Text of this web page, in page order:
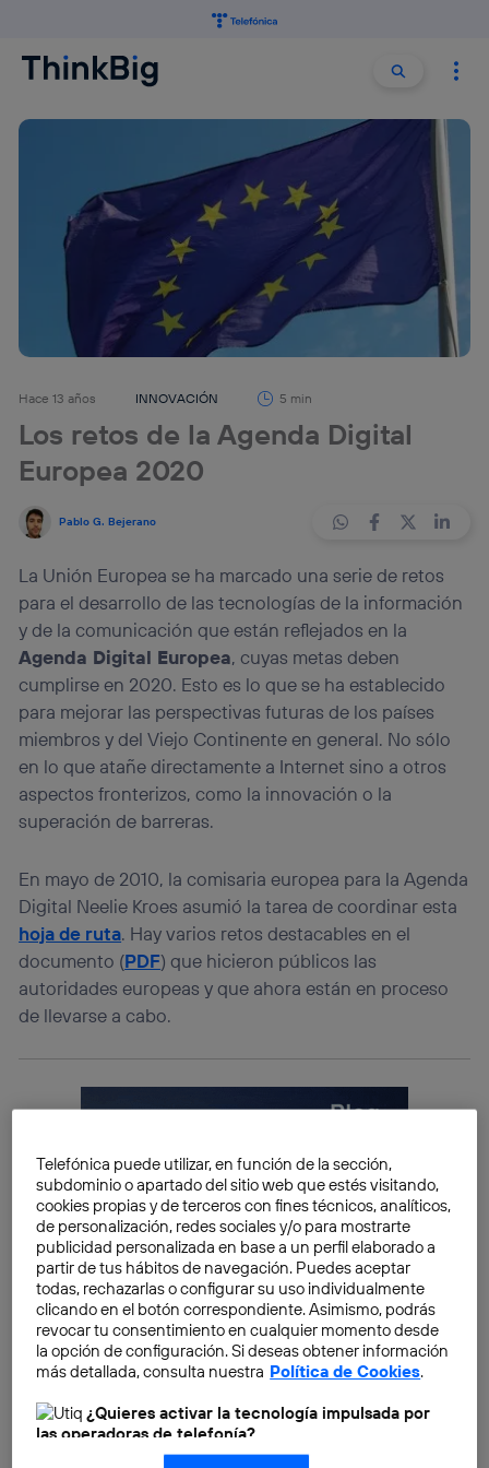
Buscar
Hace 13 años INNOVACIÓN 5 min
Los retos de la Agenda Digital
Europea 2020
Pablo G. Bejerano
La Unión Europea se ha marcado una serie de retos
para el desarrollo de las tecnologías de la información
y de la comunicación que están reflejados en la
Agenda Digital Europea, cuyas metas deben
cumplirse en 2020. Esto es lo que se ha establecido
para mejorar las perspectivas futuras de los países
miembros y del Viejo Continente en general. No sólo
en lo que atañe directamente a Internet sino a otros
aspectos fronterizos, como la innovación o la
superación de barreras.
En mayo de 2010, la comisaria europea para la Agenda
Digital Neelie Kroes asumió la tarea de coordinar esta
hoja de ruta. Hay varios retos destacables en el
documento (PDF) que hicieron públicos las
autoridades europeas y que ahora están en proceso
de llevarse a cabo.
Telefónica puede utilizar, en función de la sección,
subdominio o apartado del sitio web que estés visitando,
cookies propias y de terceros con fines técnicos, analíticos,
de personalización, redes sociales y/o para mostrarte
publicidad personalizada en base a un perfil elaborado a
partir de tus hábitos de navegación. Puedes aceptar
todas, rechazarlas o configurar su uso individualmente
clicando en el botón correspondiente. Asimismo, podrás
revocar tu consentimiento en cualquier momento desde
la opción de configuración. Si deseas obtener información
más detallada, consulta nuestra Política de Cookies.
¿Quieres activar la tecnología impulsada por
las operadoras de telefonía?
Nosotros, Telefónica S.A., utilizamos la tecnología Utiq para